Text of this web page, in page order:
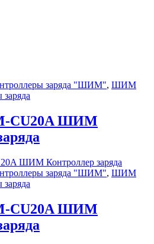
заряда "ШИМ", ШИМ
CU20A ШИМ
заряда "ШИМ", ШИМ
CU20A ШИМ